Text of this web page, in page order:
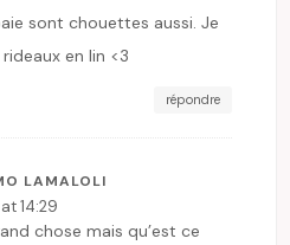
sont chouettes aussi. Je
en lin <3
répondre
LAMALOLI
14:29
chose mais qu’est ce